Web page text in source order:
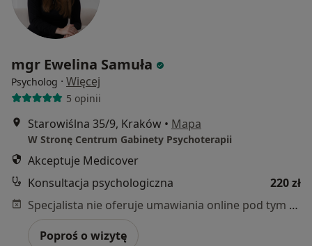
mgr Ewelina Samuła
Psycholog · Więcej
5 opinii
Starowiślna 35/9, Kraków • Mapa
W Stronę Centrum Gabinety Psychoterapii
Akceptuje Medicover
Konsultacja psychologiczna
220 zł
Specjalista nie oferuje umawiania online pod tym adresem.
Poproś o wizytę